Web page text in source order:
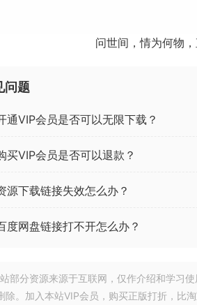
way. Freeze segments of
musical composition. The
VST3, AU, AUv3 & Standalone
In Pattern Presets
Sequencers
mode
问世间，情为何物
问题
通VIP会员是否可以无限下载？
买VIP会员是否可以退款？
源下载链接失效怎么办？
度网盘链接打不开怎么办？
部分资源来源于互联网，仅作介绍和学习
除。加入本站VIP会员，购买正版打折，比